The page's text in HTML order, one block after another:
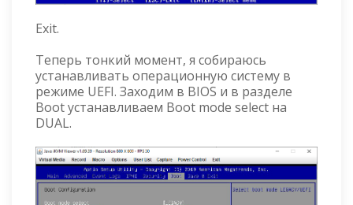
Exit.
Теперь тонкий момент, я собираюсь
устанавливать операционную систему в
режиме UEFI. Заходим в BIOS и в разделе
Boot устанавливаем Boot mode select на
DUAL.